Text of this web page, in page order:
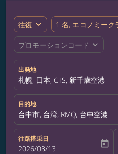
往復 expand_more 1 名, エコノミーク
プロモーションコード expand_more
出発地
札幌, 日本, CTS, 新千歳空港
目的地
台中市, 台湾, RMQ, 台中空港
往路搭乗日
fc-booking-departure-date-
2026/08/13 today